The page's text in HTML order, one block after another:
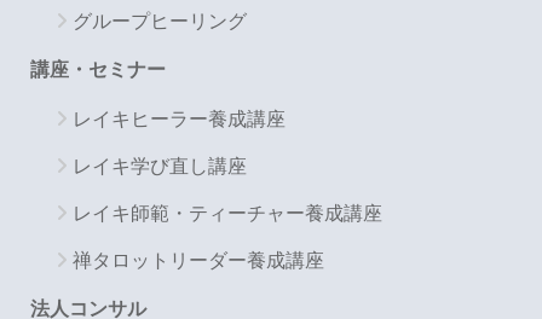
グループヒーリング
講座・セミナー
レイキヒーラー養成講座
レイキ学び直し講座
レイキ師範・ティーチャー養成講座
禅タロットリーダー養成講座
法人コンサル